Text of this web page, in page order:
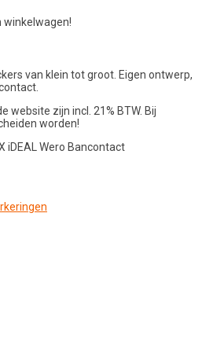
winkelwagen!
van klein tot groot. Eigen ontwerp,
website zijn incl. 21% BTW. Bij
worden!
iDEAL Wero Bancontact